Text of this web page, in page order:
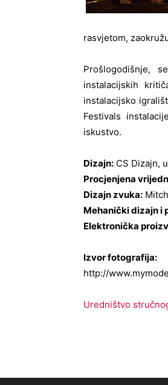
rasvjetom,
Prošlogodišnje,
instalacijskih
instalacijsko
Festivals
iskustvo.
Dizajn: CS Dizajn,
Procjenjena
Dizajn zvuka:
Mehanički dizajn i
Elektronička
Izvor fotografija:
http://
Uredništvo